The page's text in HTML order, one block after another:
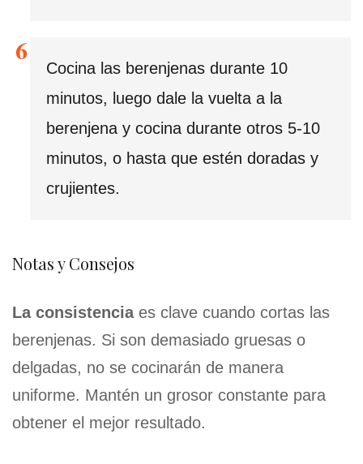
Cocina las berenjenas durante 10
minutos, luego dale la vuelta a la
berenjena y cocina durante otros 5-10
minutos, o hasta que estén doradas y
crujientes.
Notas y Consejos
La consistenciaes clave cuando cortas las
berenjenas. Si son demasiado gruesas o
delgadas, no se cocinarán de manera
uniforme. Mantén un grosor constante para
obtener el mejor resultado.